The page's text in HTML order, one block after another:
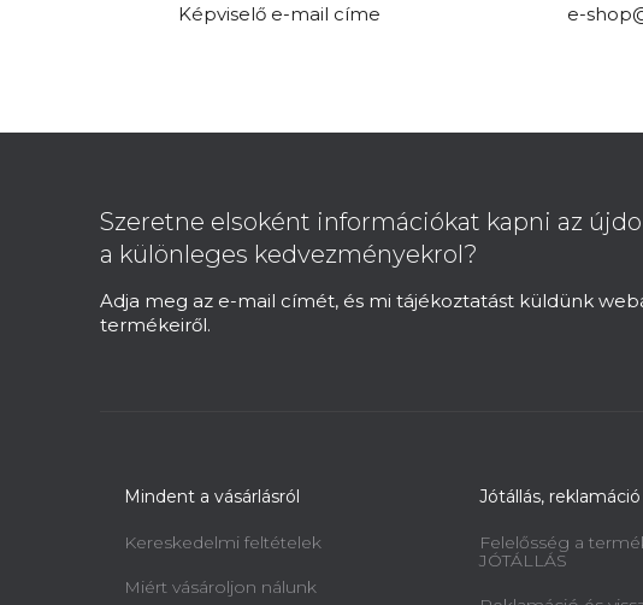
Képviselő e-mail címe e-
Szeretne elsoként információkat kapni az
a különleges kedvezményekrol?
Adja meg az e-mail címét, és mi tájékoztatást küldünk
termékeiről.
Mindent a vásárlásról
Kereskedelmi feltételek
Miért vásároljon nálunk
Jótállás,
Felelősség a
JÓTÁLLÁS